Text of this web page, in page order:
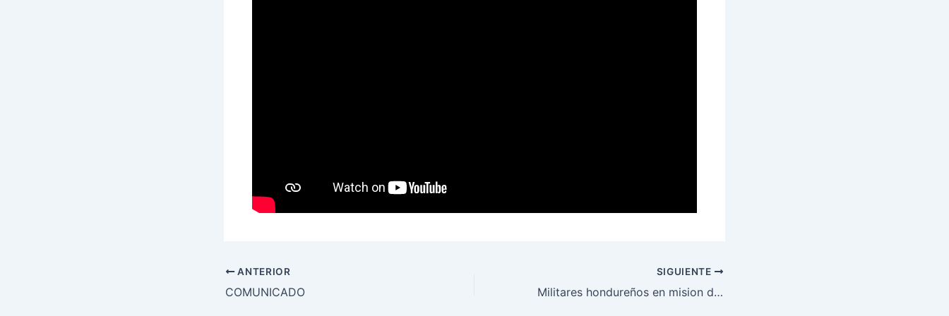
ANTERIOR
COMUNICADO
SIGUIENTE
Militares hondureños en mision de paz en Colombia